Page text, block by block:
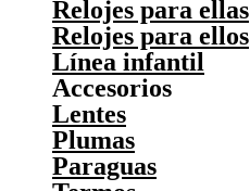
Relojes para ellas
Relojes para ellos
Línea infantil
Accesorios
Lentes
Plumas
Paraguas